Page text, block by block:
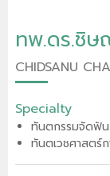
ทพ.ดร.ชิ
CHIDSANU
Specialty
ทันตกรรมจัดฟั
ทันตเวชศาสตร์